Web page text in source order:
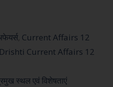
, Current Affairs 12
Drishti Current Affairs 12
स्थल एवं विशेषताएं